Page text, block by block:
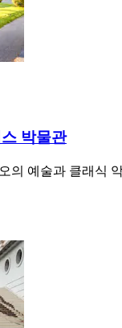
박물관
의 예술과 클래식